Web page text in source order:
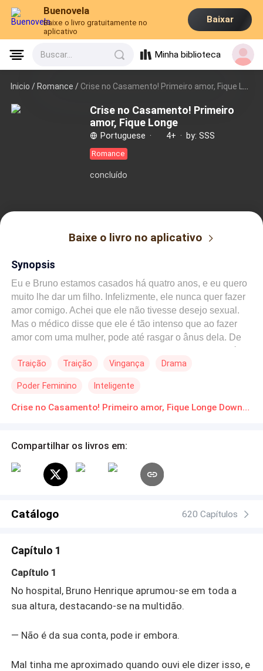
Buenovela
Baixe o livro gratuitamente no
aplicativo
Baixar
Buscar... Minha biblioteca
Inicio /Romance / Crise no Casamento! Primeiro amor, Fique Longe
Crise no Casamento! Primeiro
amor, Fique Longe
Portuguese · 4+ · by: SSS
Romance
concluído
Baixe o livro no aplicativo
Synopsis
Eu e Bruno estamos casados há quatro anos, e eu quero
muito lhe dar um filho. Infelizmente, ele nunca quer fazer
amor comigo. Achei que ele não tivesse desejo sexual.
Mas o médico disse que ele é tão intenso que ao fazer
amor com uma mulher, pode até rasgar o ânus dela. De
outra pessoa. É a irmã dele, que não tem laços de
Traição Traição Vingança Drama
Poder Feminino Inteligente
Crise no Casamento! Primeiro amor, Fique Longe Download gratuito de Novelas Online em PDF
Compartilhar os livros em:
Catálogo 620 Capítulos
Capítulo 1
Capítulo 1
No hospital, Bruno Henrique aprumou-se em toda a
sua altura, destacando-se na multidão.
— Não é da sua conta, pode ir embora.
Mal tinha me aproximado quando ouvi ele dizer isso, e